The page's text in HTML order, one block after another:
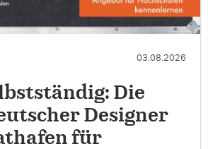
03.08.2026
Die
Designer
für